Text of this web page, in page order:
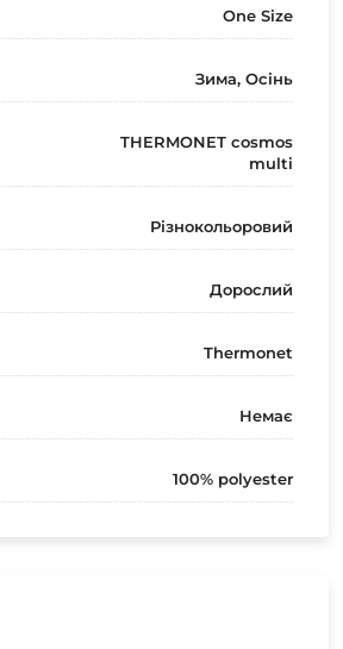
One Size
Зима, Осінь
THERMONET cosmos
multi
Різнокольоровий
Дорослий
Thermonet
Немає
100% polyester